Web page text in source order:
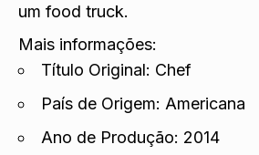
um food truck.
Mais informações:
Título Original: Chef
País de Origem: Americana
Ano de Produção: 2014